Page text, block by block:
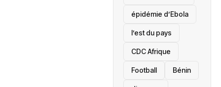
épidémie d’Ebola
l’est du pays
CDC Afrique
Football Bénin